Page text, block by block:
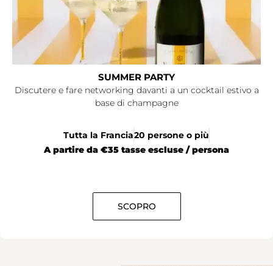
SUMMER PARTY
Discutere e fare networking davanti a un cocktail estivo a
base di champagne
Tutta la Francia20 persone o più
A partire da €35 tasse escluse / persona
SCOPRO